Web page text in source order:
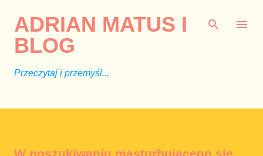
ADRIAN MATUS I
BLOG
Przeczytaj i przemyśl...